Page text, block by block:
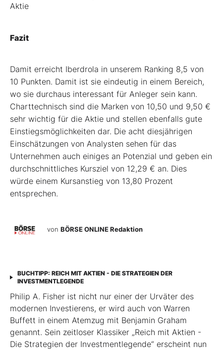
Aktie
Fazit
Damit erreicht Iberdrola in unserem Ranking 8,5 von
10 Punkten. Damit ist sie eindeutig in einem Bereich,
wo sie durchaus interessant für Anleger sein kann.
Charttechnisch sind die Marken von 10,50 und 9,50 €
sehr wichtig für die Aktie und stellen ebenfalls gute
Einstiegsmöglichkeiten dar. Die acht diesjährigen
Einschätzungen von Analysten sehen für das
Unternehmen auch einiges an Potenzial und geben ein
durchschnittliches Kursziel von 12,29 € an. Dies
würde einem Kursanstieg von 13,80 Prozent
entsprechen.
von BÖRSE ONLINE Redaktion
BUCHTIPP: REICH MIT AKTIEN - DIE STRATEGIEN DER
INVESTMENTLEGENDE
Philip A. Fisher ist nicht nur einer der Urväter des
modernen Investierens, er wird auch von Warren
Buffett in einem Atemzug mit Benjamin Graham
genannt. Sein zeitloser Klassiker „Reich mit Aktien -
Die Strategien der Investmentlegende“ erscheint nun